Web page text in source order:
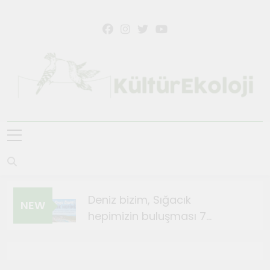
NEW
Deniz bizim, Sığacık
hepimizin buluşması 7